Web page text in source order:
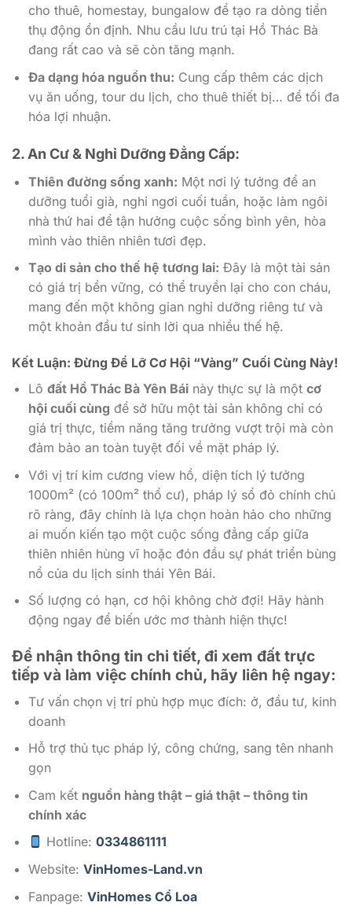
cho thuê, homestay, bungalow để tạo ra dòng tiền
thụ động ổn định. Nhu cầu lưu trú tại Hồ Thác Bà
đang rất cao và sẽ còn tăng mạnh.
Đa dạng hóa nguồn thu: Cung cấp thêm các dịch
vụ ăn uống, tour du lịch, cho thuê thiết bị… để tối đa
hóa lợi nhuận.
2. An Cư & Nghỉ Dưỡng Đẳng Cấp:
Thiên đường sống xanh: Một nơi lý tưởng để an
dưỡng tuổi già, nghỉ ngơi cuối tuần, hoặc làm ngôi
nhà thứ hai để tận hưởng cuộc sống bình yên, hòa
mình vào thiên nhiên tươi đẹp.
Tạo di sản cho thế hệ tương lai: Đây là một tài sản
có giá trị bền vững, có thể truyền lại cho con cháu,
mang đến một không gian nghỉ dưỡng riêng tư và
một khoản đầu tư sinh lời qua nhiều thế hệ.
Kết Luận: Đừng Để Lỡ Cơ Hội “Vàng” Cuối Cùng Này!
Lô đất Hồ Thác Bà Yên Báinày thực sự là một cơ
hội cuối cùng để sở hữu một tài sản không chỉ có
giá trị thực, tiềm năng tăng trưởng vượt trội mà còn
đảm bảo an toàn tuyệt đối về mặt pháp lý.
Với vị trí kim cương view hồ, diện tích lý tưởng
1000m² (có 100m² thổ cư), pháp lý sổ đỏ chính chủ
rõ ràng, đây chính là lựa chọn hoàn hảo cho những
ai muốn kiến tạo một cuộc sống đẳng cấp giữa
thiên nhiên hùng vĩ hoặc đón đầu sự phát triển bùng
nổ của du lịch sinh thái Yên Bái.
Số lượng có hạn, cơ hội không chờ đợi! Hãy hành
động ngay để biến ước mơ thành hiện thực!
Để nhận thông tin chi tiết, đi xem đất trực
tiếp và làm việc chính chủ, hãy liên hệ ngay:
Tư vấn chọn vị trí phù hợp mục đích: ở, đầu tư, kinh
doanh
Hỗ trợ thủ tục pháp lý, công chứng, sang tên nhanh
gọn
Cam kết nguồn hàng thật – giá thật – thông tin
chính xác
Hotline:0334861111
Website: VinHomes-Land.vn
Fanpage: VinHomes Cổ Loa